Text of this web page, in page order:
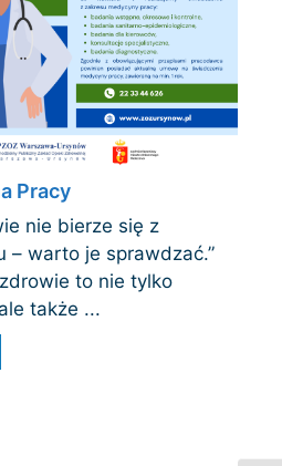
Pracy
nie bierze się z
– warto je sprawdzać.”
to nie tylko
także ...